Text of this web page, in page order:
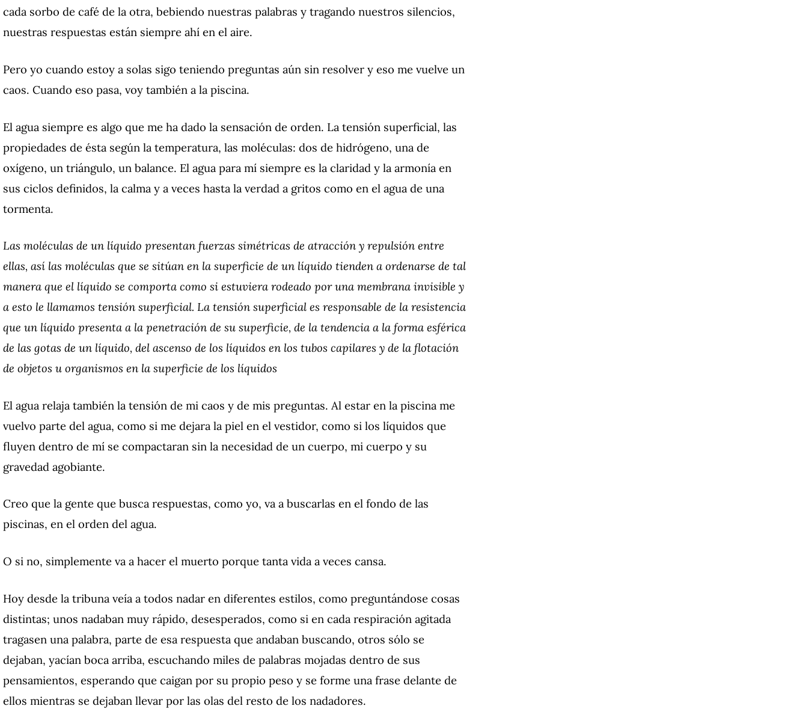
cada sorbo de café de la otra, bebiendo nuestras palabras y tragando nuestros silencios,
nuestras respuestas están siempre ahí en el aire.
Pero yo cuando estoy a solas sigo teniendo preguntas aún sin resolver y eso me vuelve un
caos. Cuando eso pasa, voy también a la piscina.
El agua siempre es algo que me ha dado la sensación de orden. La tensión superficial, las
propiedades de ésta según la temperatura, las moléculas: dos de hidrógeno, una de
oxígeno, un triángulo, un balance. El agua para mí siempre es la claridad y la armonía en
sus ciclos definidos, la calma y a veces hasta la verdad a gritos como en el agua de una
tormenta.
Las moléculas de un líquido presentan fuerzas simétricas de atracción y repulsión entre
ellas, así las moléculas que se sitúan en la superficie de un líquido tienden a ordenarse de tal
manera que el líquido se comporta como si estuviera rodeado por una membrana invisible y
a esto le llamamos tensión superficial. La tensión superficial es responsable de la resistencia
que un líquido presenta a la penetración de su superficie, de la tendencia a la forma esférica
de las gotas de un líquido, del ascenso de los líquidos en los tubos capilares y de la flotación
de objetos u organismos en la superficie de los líquidos
El agua relaja también la tensión de mi caos y de mis preguntas. Al estar en la piscina me
vuelvo parte del agua, como si me dejara la piel en el vestidor, como si los líquidos que
fluyen dentro de mí se compactaran sin la necesidad de un cuerpo, mi cuerpo y su
gravedad agobiante.
Creo que la gente que busca respuestas, como yo, va a buscarlas en el fondo de las
piscinas, en el orden del agua.
O si no, simplemente va a hacer el muerto porque tanta vida a veces cansa.
Hoy desde la tribuna veía a todos nadar en diferentes estilos, como preguntándose cosas
distintas; unos nadaban muy rápido, desesperados, como si en cada respiración agitada
tragasen una palabra, parte de esa respuesta que andaban buscando, otros sólo se
dejaban, yacían boca arriba, escuchando miles de palabras mojadas dentro de sus
pensamientos, esperando que caigan por su propio peso y se forme una frase delante de
ellos mientras se dejaban llevar por las olas del resto de los nadadores.